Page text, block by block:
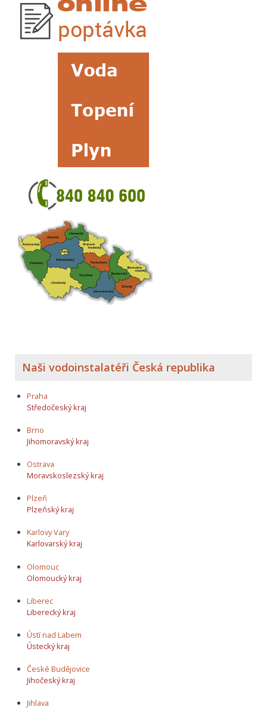
Naši vodoinstalatéři Česká republika
Praha
Středočeský kraj
Brno
Jihomoravský kraj
Ostrava
Moravskoslezský kraj
Plzeň
Plzeňský kraj
Karlovy Vary
Karlovarský kraj
Olomouc
Olomoucký kraj
Liberec
Liberecký kraj
Ústí nad Labem
Ústecký kraj
České Budějovice
Jihočeský kraj
Jihlava